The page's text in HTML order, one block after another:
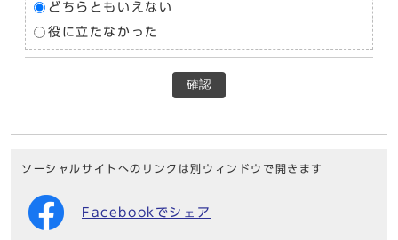
どちらともいえない
役に立たなかった
確認
ソーシャルサイトへのリンクは別ウィンドウで開きます
Facebookでシェア